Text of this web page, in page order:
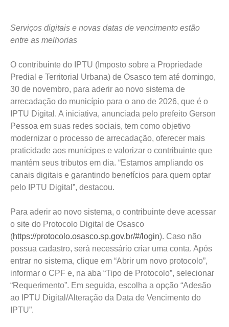
Serviços digitais e novas datas de vencimento estão
entre as melhorias
O contribuinte do IPTU (Imposto sobre a Propriedade
Predial e Territorial Urbana) de Osasco tem até domingo,
30 de novembro, para aderir ao novo sistema de
arrecadação do município para o ano de 2026, que é o
IPTU Digital. A iniciativa, anunciada pelo prefeito Gerson
Pessoa em suas redes sociais, tem como objetivo
modernizar o processo de arrecadação, oferecer mais
praticidade aos munícipes e valorizar o contribuinte que
mantém seus tributos em dia. “Estamos ampliando os
canais digitais e garantindo benefícios para quem optar
pelo IPTU Digital”, destacou.
Para aderir ao novo sistema, o contribuinte deve acessar
o site do Protocolo Digital de Osasco
(https://protocolo.osasco.sp.gov.br/#/login). Caso não
possua cadastro, será necessário criar uma conta. Após
entrar no sistema, clique em “Abrir um novo protocolo”,
informar o CPF e, na aba “Tipo de Protocolo”, selecionar
“Requerimento”. Em seguida, escolha a opção “Adesão
ao IPTU Digital/Alteração da Data de Vencimento do
IPTU”.